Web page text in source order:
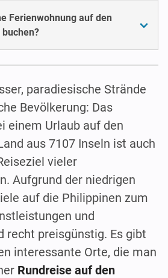
Ferienwohnung auf den
paradiesische Strände
Bevölkerung: Das
einem Urlaub auf den
aus 7107 Inseln ist auch
vieler
Aufgrund der niedrigen
auf die Philippinen zum
und
recht preisgünstig. Es gibt
interessante Orte, die man
Rundreise auf den